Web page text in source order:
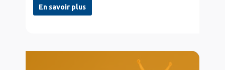
En savoir plus